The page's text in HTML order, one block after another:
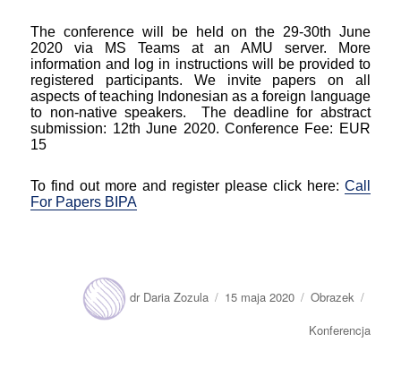
The conference will be held on the 29-30th June
2020 via MS Teams at an AMU server. More
information and log in instructions will be provided to
registered participants. We invite papers on all
aspects of teaching Indonesian as a foreign language
to non-native speakers. The deadline for abstract
submission: 12th June 2020. Conference Fee: EUR
15
To find out more and register please click here: Call
For Papers BIPA
dr Daria Zozula 15 maja 2020
wpisu
Obrazek
Konferencja